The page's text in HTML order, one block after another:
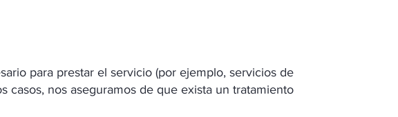
para prestar el servicio (por ejemplo, servicios de
casos, nos aseguramos de que exista un tratamiento